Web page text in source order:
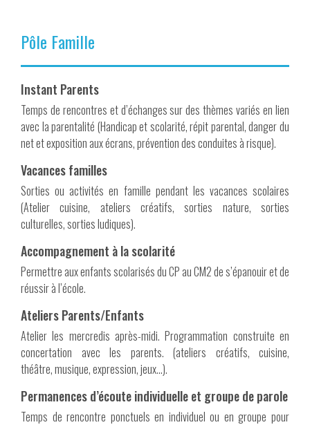
Pôle Famille
Instant Parents
Temps de rencontres et d’échanges sur des thèmes variés en lien
avec la parentalité (Handicap et scolarité, répit parental, danger du
net et exposition aux écrans, prévention des conduites à risque).
Vacances familles
Sorties ou activités en famille pendant les vacances scolaires
(Atelier cuisine, ateliers créatifs, sorties nature, sorties
culturelles, sorties ludiques).
Accompagnement à la scolarité
Permettre aux enfants scolarisés du CP au CM2 de s’épanouir et de
réussir à l’école.
Ateliers Parents/Enfants
Atelier les mercredis après-midi. Programmation construite en
concertation avec les parents. (ateliers créatifs, cuisine,
théâtre, musique, expression, jeux…).
Permanences d’écoute individuelle et groupe de parole
Temps de rencontre ponctuels en individuel ou en groupe pour